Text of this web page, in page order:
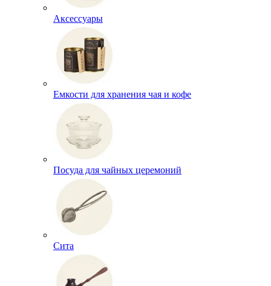
Аксессуары
Емкости для хранения чая и кофе
Посуда для чайных церемоний
Сита